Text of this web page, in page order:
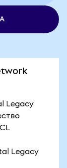
Legacy
Legacy